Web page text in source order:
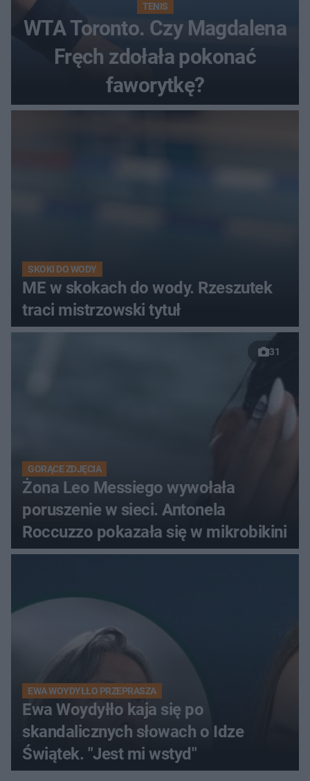
TENIS
WTA Toronto. Czy Magdalena
Fręch zdołała pokonać
faworytkę?
SKOKI DO WODY
ME w skokach do wody. Rzeszutek
traci mistrzowski tytuł
31
GORĄCE ZDJĘCIA
Żona Leo Messiego wywołała
poruszenie w sieci. Antonela
Roccuzzo pokazała się w mikrobikini
EWA WOYDYŁŁO PRZEPRASZA
Ewa Woydyłło kaja się po
skandalicznych słowach o Idze
Świątek. "Jest mi wstyd"